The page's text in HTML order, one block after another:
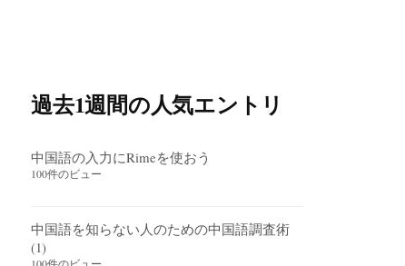
過去1週間の人気エントリ
中国語の入力にRimeを使おう
100件のビュー
中国語を知らない人のための中国語調査術
(1)
100件のビュー